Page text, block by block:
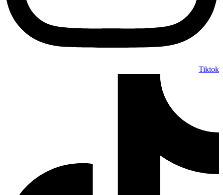
Tiktok